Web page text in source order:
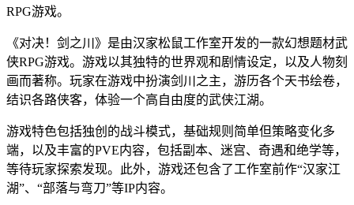
RPG游戏。
《对决！剑之川》是由汉家松鼠工作室开发的一款幻想题材武
侠RPG游戏。游戏以其独特的世界观和剧情设定，以及人物刻
画而著称。玩家在游戏中扮演剑川之主，游历各个天书绘卷，
结识各路侠客，体验一个高自由度的武侠江湖。
游戏特色包括独创的战斗模式，基础规则简单但策略变化多
端，以及丰富的PVE内容，包括副本、迷宫、奇遇和绝学等，
等待玩家探索发现。此外，游戏还包含了工作室前作“汉家江
湖”、“部落与弯刀”等IP内容。